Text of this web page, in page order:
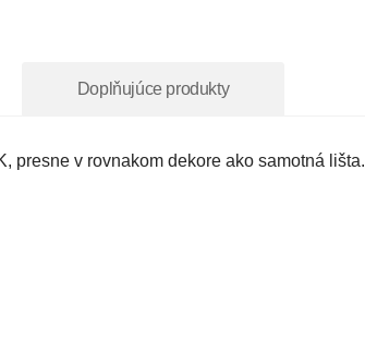
Doplňujúce produkty
presne v rovnakom dekore ako samotná lišta.